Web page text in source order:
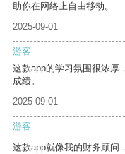
助你在网络上自由移动。
2025-09-01
游客
这款app的学习氛围很浓厚
成绩。
2025-09-01
游客
这款app就像我的财务顾问